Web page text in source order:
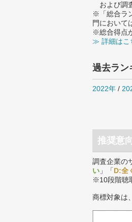
および調
※「総合ラ
門において
※総合得点
≫ 詳細はこ
過去ラン
2022年 /
推奨意
調査企業の
い 」「D:全
※10段階聴
商標対象は